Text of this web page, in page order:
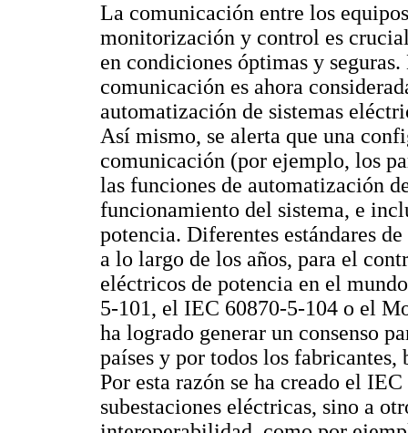
La comunicación entre los
monitorización y control es
en condiciones óptimas y
comunicación es ahora
automatización de sistemas
Así mismo, se alerta que una
comunicación (por ejemplo, los
las funciones de automatización
funcionamiento del sistema, e
potencia. Diferentes estándares
a lo largo de los años, para el
eléctricos de potencia en el
5-101, el IEC 60870-5-104 o el
ha logrado generar un consenso
países y por todos los
Por esta razón se ha creado el
subestaciones eléctricas, sino a